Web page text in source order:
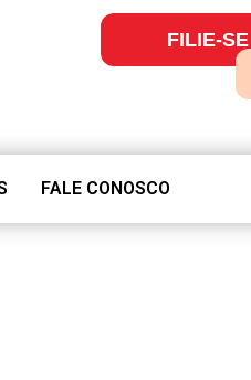
FILIE-SE
FALE CONOSCO